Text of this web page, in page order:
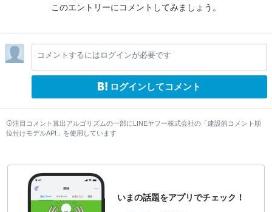
このエントリーにコメントしてみましょう。
コメントするにはログインが必要です
ログインしてコメント
注目コメント算出アルゴリズムの一部にLINEヤフー株式会社の「建設的コメント順
位付けモデルAPI」を使用しています
いまの話題をアプリでチェック！